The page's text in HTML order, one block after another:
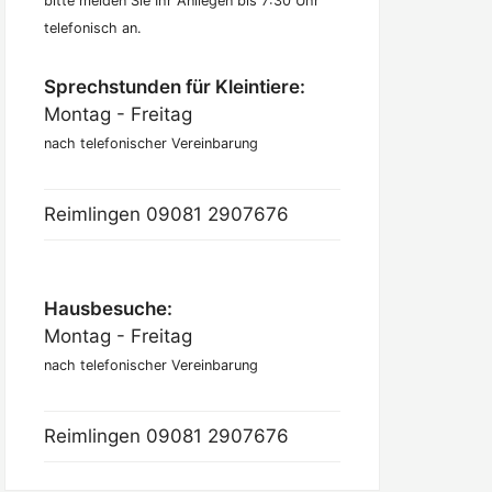
telefonisch an.
Sprechstunden für Kleintiere:
Montag - Freitag
nach telefonischer Vereinbarung
Reimlingen 09081 2907676
Hausbesuche:
Montag - Freitag
nach telefonischer Vereinbarung
Reimlingen 09081 2907676